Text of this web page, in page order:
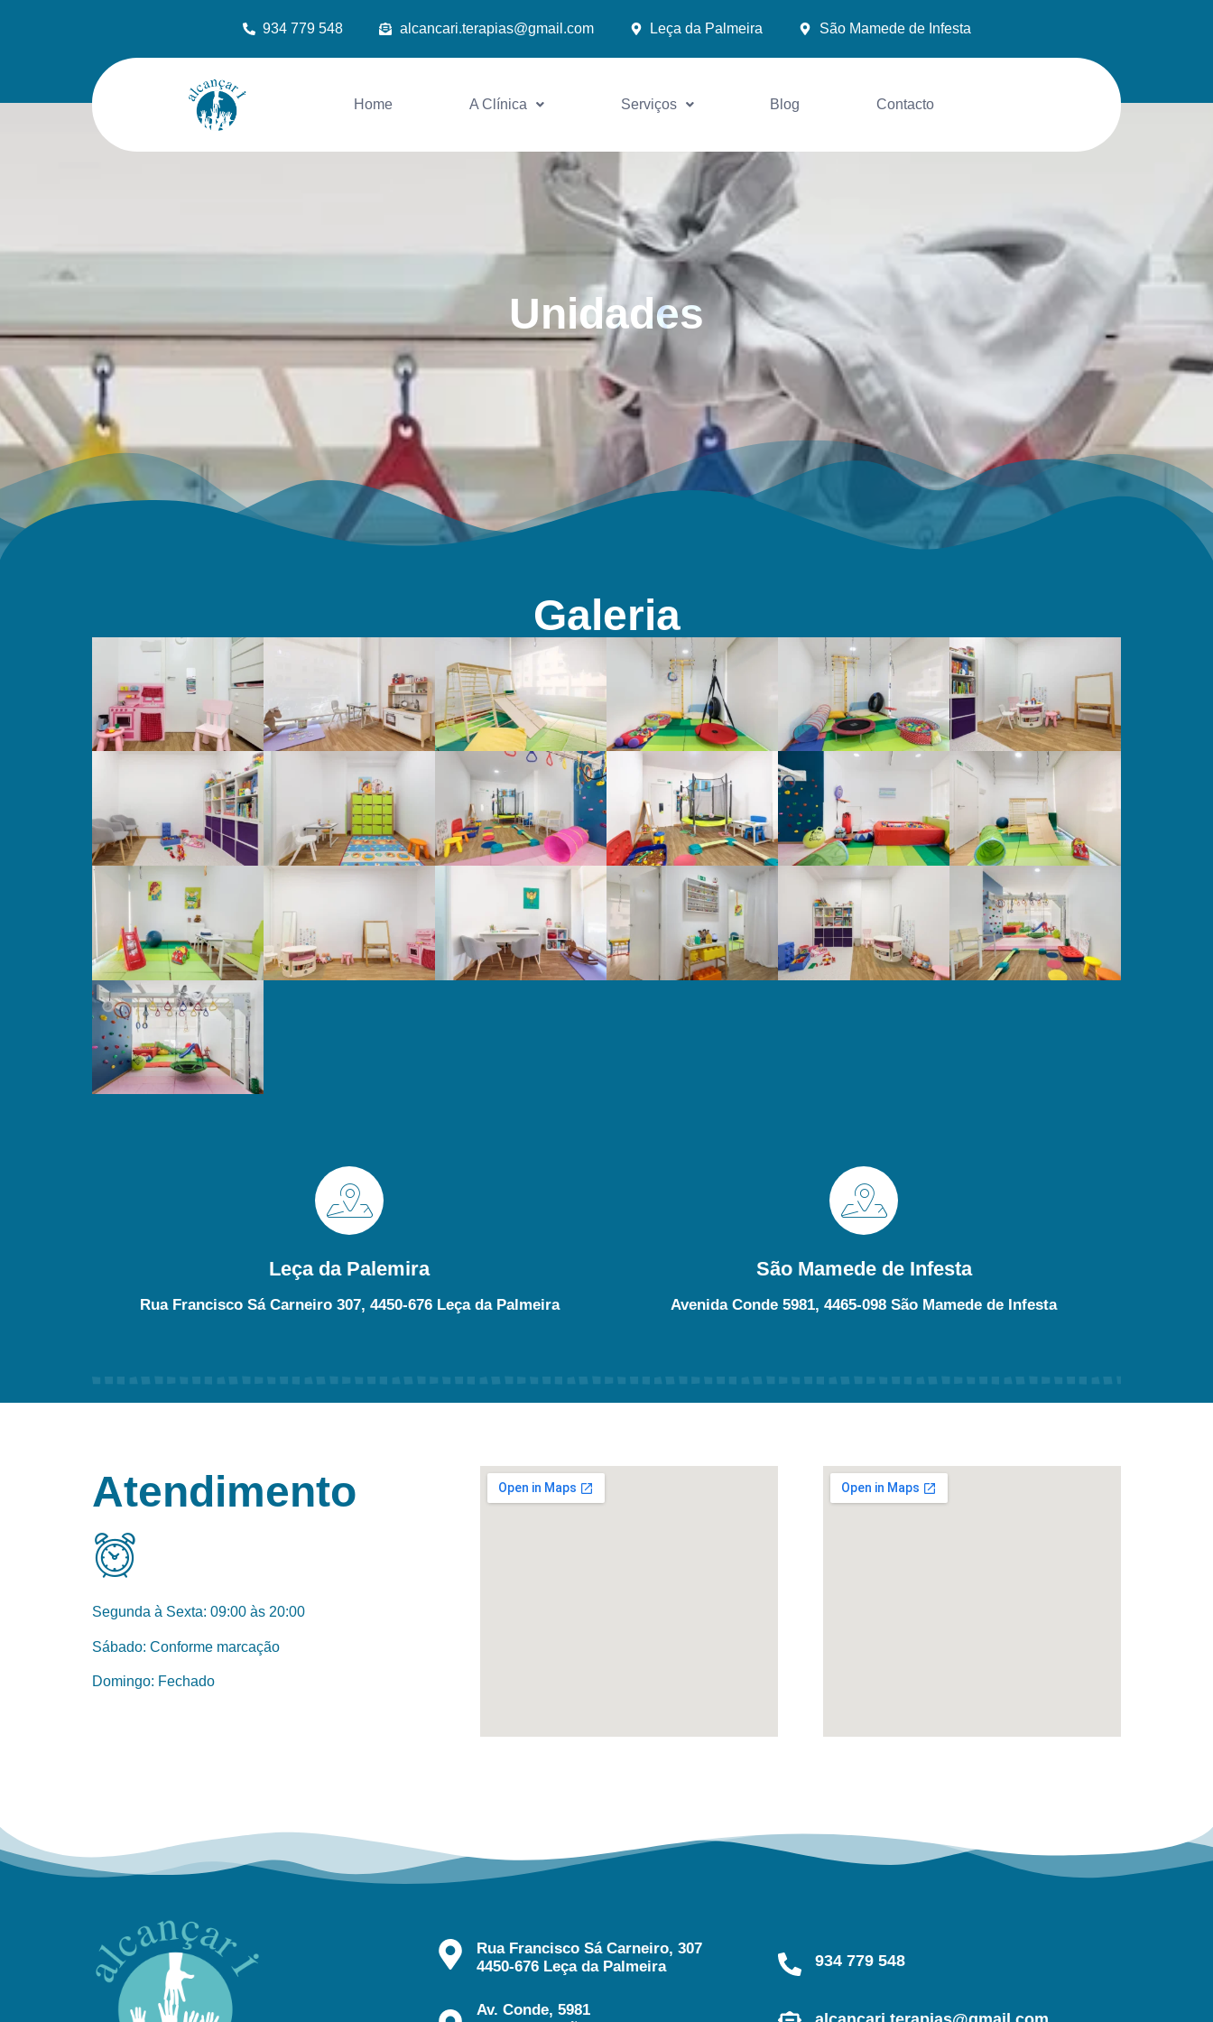
934 779 548 alcancari.terapias@gmail.com Leça da Palmeira São Mamede de Infesta
Home A Clínica Serviços Blog Contacto
Unidades
Galeria
Leça da Palemira
Rua Francisco Sá Carneiro 307, 4450-676 Leça da Palmeira
São Mamede de Infesta
Avenida Conde 5981, 4465-098 São Mamede de Infesta
Atendimento
Segunda à Sexta: 09:00 às 20:00
Sábado: Conforme marcação
Domingo: Fechado
Rua Francisco Sá Carneiro, 307
4450-676 Leça da Palmeira
Av. Conde, 5981
934 779 548